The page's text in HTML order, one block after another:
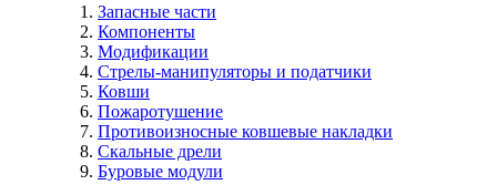
Запасные части
Компоненты
Модификации
Стрелы-манипуляторы и податчики
Ковши
Пожаротушение
Противоизносные ковшевые накладки
Скальные дрели
Буровые модули